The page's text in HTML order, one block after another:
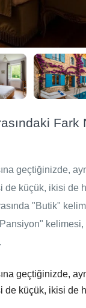
geçtiğinizde,
de küçük, ikisi
"Butik"
kelimesi,
geçtiğinizde,
de küçük, ikisi